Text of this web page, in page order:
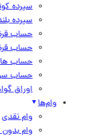
سپرده
سپرده
حساب قرض
حساب قرض
حساب های
حساب
اوراق
وام‌ها
وام نقدی
وام بدون